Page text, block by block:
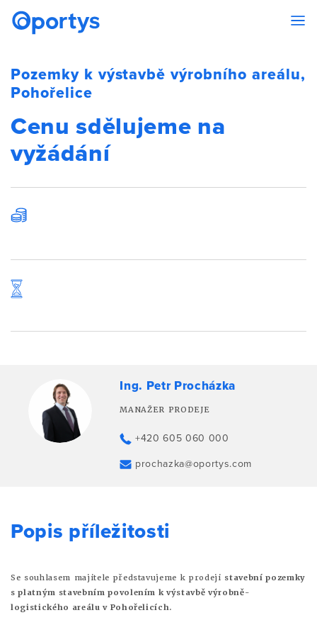
Pozemky k výstavbě výrobního areálu,
Pohořelice
Cenu sdělujeme na
vyžádání
Ing. Petr Procházka
MANAŽER PRODEJE
+420 605 060 000
prochazka@oportys.com
Popis příležitosti
Se souhlasem majitele představujeme k prodeji stavební pozemky
s platným stavebním povolením k výstavbě výrobně-
logistického areálu v Pohořelicích.